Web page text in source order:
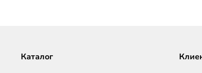
Каталог